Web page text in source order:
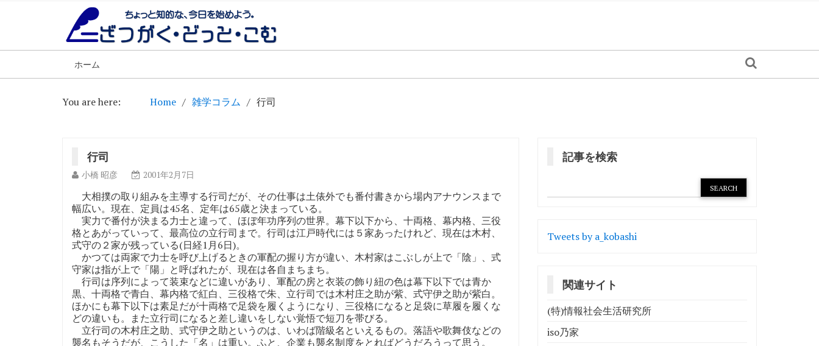
ホーム
You are here: Home 雑学コラム 行司
行司
小橋 昭彦 2001年2月7日
大相撲の取り組みを主導する行司だが、その仕事は土俵外でも番付書きから場内アナウンスまで
幅広い。現在、定員は45名、定年は65歳と決まっている。
実力で番付が決まる力士と違って、ほぼ年功序列の世界。幕下以下から、十両格、幕内格、三役
格とあがっていって、最高位の立行司まで。行司は江戸時代には５家あったけれど、現在は木村、
式守の２家が残っている(日経1月6日)。
かつては両家で力士を呼び上げるときの軍配の握り方が違い、木村家はこぶしが上で「陰」、式
守家は指が上で「陽」と呼ばれたが、現在は各自まちまち。
行司は序列によって装束などに違いがあり、軍配の房と衣装の飾り紐の色は幕下以下では青か
黒、十両格で青白、幕内格で紅白、三役格で朱、立行司では木村庄之助が紫、式守伊之助が紫白。
ほかにも幕下以下は素足だが十両格で足袋を履くようになり、三役格になると足袋に草履を履くな
どの違いも。また立行司になると差し違いをしない覚悟で短刀を帯びる。
立行司の木村庄之助、式守伊之助というのは、いわば階級名といえるもの。落語や歌舞伎などの
襲名もそうだが、こうした「名」は重い。ふと、企業も襲名制度をとればどうだろうって思う。
記事を検索
Tweets by a_kobashi
関連サイト
(特)情報社会生活研究所
iso乃家